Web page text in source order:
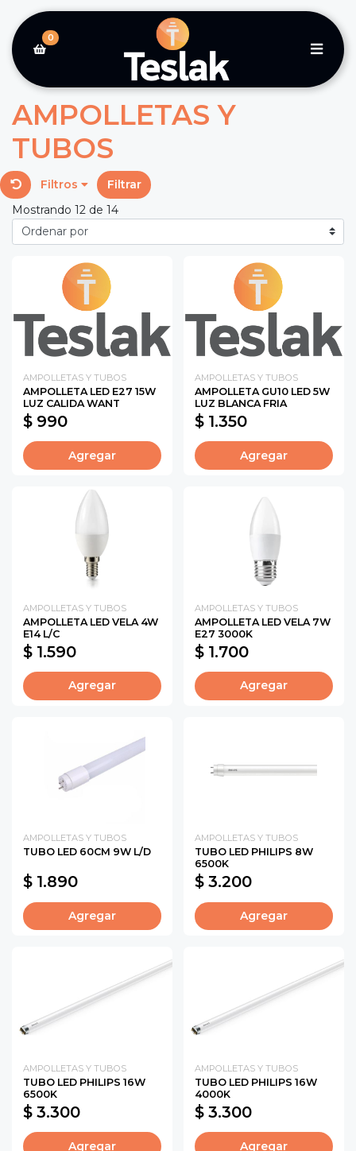
0
AMPOLLETAS Y
TUBOS
Filtros
Filtrar
Mostrando 12 de 14
AMPOLLETAS Y TUBOS
AMPOLLETA LED E27 15W
LUZ CALIDA WANT
$ 990
Agregar
AMPOLLETAS Y TUBOS
AMPOLLETA GU10 LED 5W
LUZ BLANCA FRIA
$ 1.350
Agregar
AMPOLLETAS Y TUBOS
AMPOLLETA LED VELA 4W
E14 L/C
$ 1.590
Agregar
AMPOLLETAS Y TUBOS
AMPOLLETA LED VELA 7W
E27 3000K
$ 1.700
Agregar
AMPOLLETAS Y TUBOS
TUBO LED 60CM 9W L/D
$ 1.890
Agregar
AMPOLLETAS Y TUBOS
TUBO LED PHILIPS 8W
6500K
$ 3.200
Agregar
AMPOLLETAS Y TUBOS
TUBO LED PHILIPS 16W
6500K
$ 3.300
Agregar
AMPOLLETAS Y TUBOS
TUBO LED PHILIPS 16W
4000K
$ 3.300
Agregar